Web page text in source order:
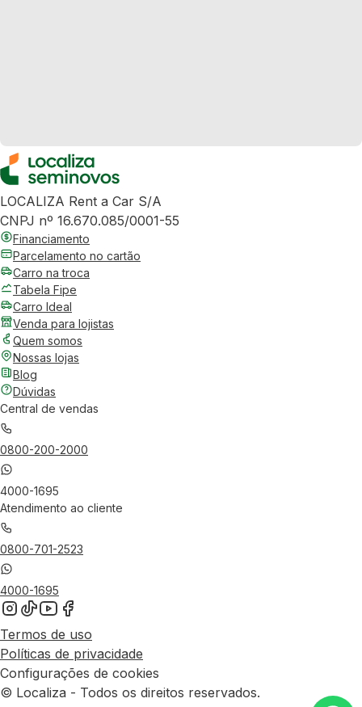
LOCALIZA Rent a Car S/A
CNPJ nº 16.670.085/0001-55
Financiamento
Parcelamento no cartão
Carro na troca
Tabela Fipe
Carro Ideal
Venda para lojistas
Quem somos
Nossas lojas
Blog
Dúvidas
Central de vendas
0800-200-2000
4000-1695
Atendimento ao cliente
0800-701-2523
4000-1695
Termos de uso
Políticas de privacidade
Configurações de cookies
© Localiza - Todos os direitos reservados.